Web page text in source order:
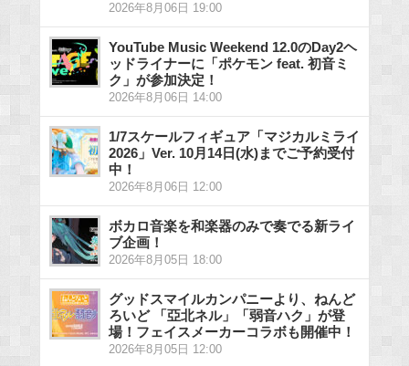
2026年8月06日 19:00
YouTube Music Weekend 12.0のDay2ヘ
ッドライナーに「ポケモン feat. 初音ミ
ク」が参加決定！
2026年8月06日 14:00
1/7スケールフィギュア「マジカルミライ
2026」Ver. 10月14日(水)までご予約受付
中！
2026年8月06日 12:00
ボカロ音楽を和楽器のみで奏でる新ライ
ブ企画！
2026年8月05日 18:00
グッドスマイルカンパニーより、ねんど
ろいど 「亞北ネル」「弱音ハク」が登
場！フェイスメーカーコラボも開催中！
2026年8月05日 12:00